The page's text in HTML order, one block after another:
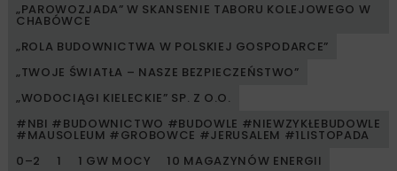
„PAROWOZJADA” W SKANSENIE TABORU KOLEJOWEGO W
CHABÓWCE
„ROLA BUDOWNICTWA W POLSKIEJ GOSPODARCE”
„TWOJE ŚWIATŁA – NASZE BEZPIECZEŃSTWO”
„WODOCIĄGI KIELECKIE” SP. Z O.O.
#NBI #BUDOWNICTWO #BUDOWLE #NIEWZYKŁEBUDOWLE
#MAUSOLEUM #GROBOWCE #JERUSALEM #1LISTOPADA
0–2
1 1 GW MOCY
10 MAGAZYNÓW ENERGII